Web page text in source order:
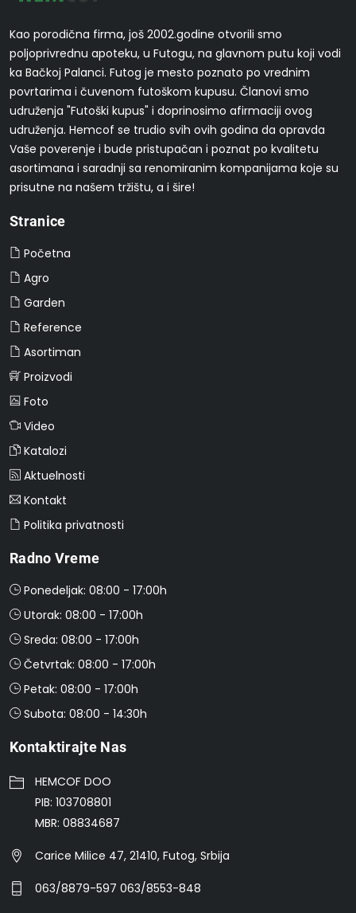
Kao porodična firma, još 2002.godine otvorili smo
poljoprivrednu apoteku, u Futogu, na glavnom putu koji vodi
ka Bačkoj Palanci. Futog je mesto poznato po vrednim
povrtarima i čuvenom futoškom kupusu. Članovi smo
udruženja "Futoški kupus" i doprinosimo afirmaciji ovog
udruženja. Hemcof se trudio svih ovih godina da opravda
Vaše poverenje i bude pristupačan i poznat po kvalitetu
asortimana i saradnji sa renomiranim kompanijama koje su
prisutne na našem tržištu, a i šire!
Stranice
Početna
Agro
Garden
Reference
Asortiman
Proizvodi
Foto
Video
Katalozi
Aktuelnosti
Kontakt
Politika privatnosti
Radno Vreme
Ponedeljak: 08:00 - 17:00h
Utorak: 08:00 - 17:00h
Sreda: 08:00 - 17:00h
Četvrtak: 08:00 - 17:00h
Petak: 08:00 - 17:00h
Subota: 08:00 - 14:30h
Kontaktirajte Nas
HEMCOF DOO
PIB: 103708801
MBR: 08834687
Carice Milice 47, 21410, Futog, Srbija
063/8879-597 063/8553-848